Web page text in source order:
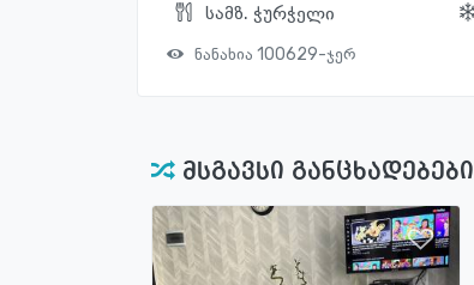
სამზ. ჭურჭელი
ნანახია 100629-ჯერ
მსგავსი განცხადებები